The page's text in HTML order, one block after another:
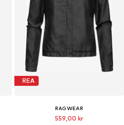
REA
RAGWEAR
559,00 kr